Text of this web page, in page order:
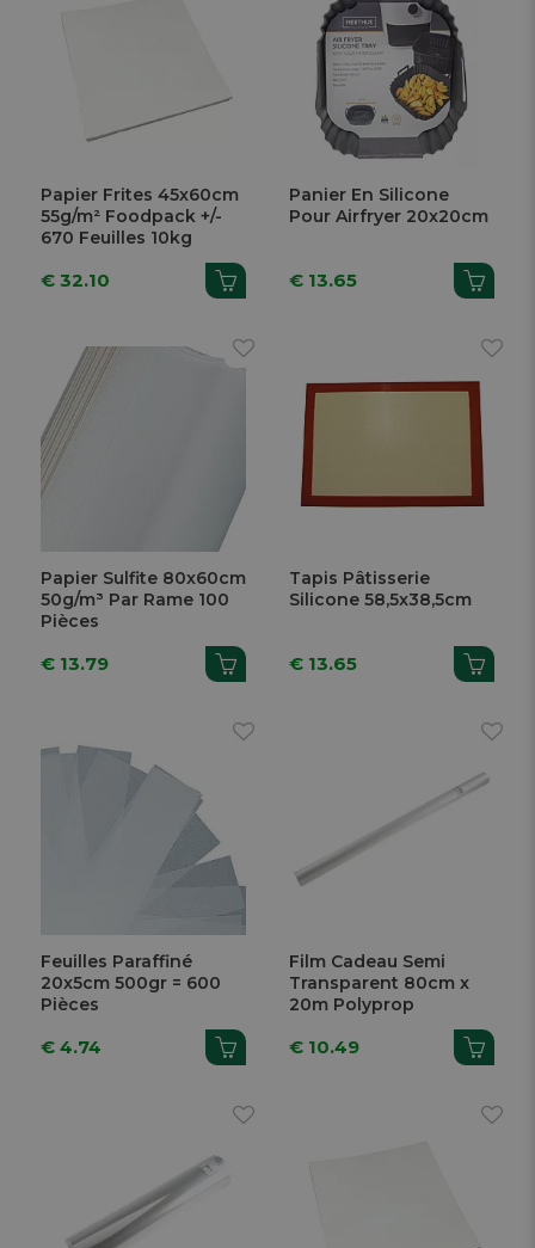
Papier Frites 45x60cm
55g/m² Foodpack +/-
670 Feuilles 10kg
€ 32.10
Panier En Silicone
Pour Airfryer 20x20cm
€ 13.65
Papier Sulfite 80x60cm
50g/m³ Par Rame 100
Pièces
€ 13.79
Tapis Pâtisserie
Silicone 58,5x38,5cm
€ 13.65
Feuilles Paraffiné
20x5cm 500gr = 600
Pièces
€ 4.74
Film Cadeau Semi
Transparent 80cm x
20m Polyprop
€ 10.49